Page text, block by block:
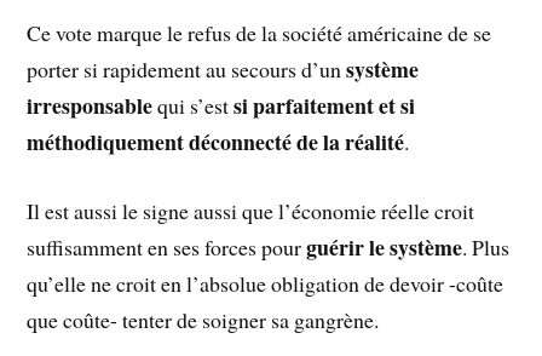
Ce vote marque le refus de la société américaine de se
porter si rapidement au secours d’unsystème
irresponsablequi s’estsi parfaitement et si
méthodiquement déconnecté de la réalité.
Il est aussi le signe aussi que l’économie réelle croit
suffisamment en ses forces pourguérir le système. Plus
qu’elle ne croit en l’absolue obligation de devoir -coûte
que coûte- tenter de soigner sa gangrène.